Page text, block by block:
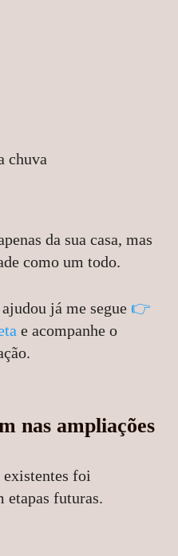
chuva
da sua casa, mas
como um todo.
já me segue 👉
e acompanhe o
nas ampliações
existentes foi
etapas futuras.